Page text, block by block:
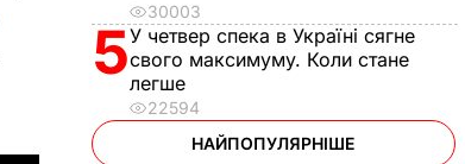
30003
5У четвер спека в Україні сягне
свого максимуму. Коли стане
легше
22594
НАЙПОПУЛЯРНІШЕ